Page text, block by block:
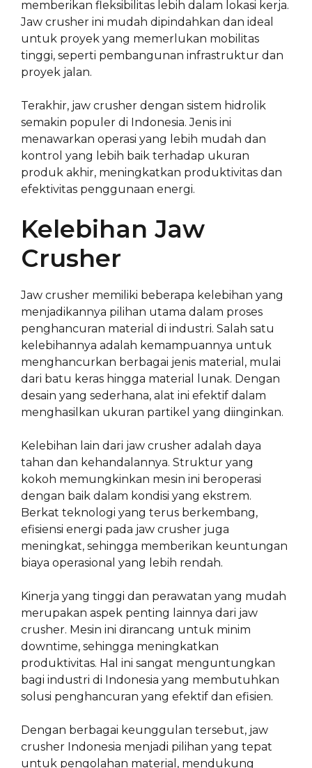
memberikan fleksibilitas lebih dalam lokasi kerja.
Jaw crusher ini mudah dipindahkan dan ideal
untuk proyek yang memerlukan mobilitas
tinggi, seperti pembangunan infrastruktur dan
proyek jalan.
Terakhir, jaw crusher dengan sistem hidrolik
semakin populer di Indonesia. Jenis ini
menawarkan operasi yang lebih mudah dan
kontrol yang lebih baik terhadap ukuran
produk akhir, meningkatkan produktivitas dan
efektivitas penggunaan energi.
Kelebihan Jaw
Crusher
Jaw crusher memiliki beberapa kelebihan yang
menjadikannya pilihan utama dalam proses
penghancuran material di industri. Salah satu
kelebihannya adalah kemampuannya untuk
menghancurkan berbagai jenis material, mulai
dari batu keras hingga material lunak. Dengan
desain yang sederhana, alat ini efektif dalam
menghasilkan ukuran partikel yang diinginkan.
Kelebihan lain dari jaw crusher adalah daya
tahan dan kehandalannya. Struktur yang
kokoh memungkinkan mesin ini beroperasi
dengan baik dalam kondisi yang ekstrem.
Berkat teknologi yang terus berkembang,
efisiensi energi pada jaw crusher juga
meningkat, sehingga memberikan keuntungan
biaya operasional yang lebih rendah.
Kinerja yang tinggi dan perawatan yang mudah
merupakan aspek penting lainnya dari jaw
crusher. Mesin ini dirancang untuk minim
downtime, sehingga meningkatkan
produktivitas. Hal ini sangat menguntungkan
bagi industri di Indonesia yang membutuhkan
solusi penghancuran yang efektif dan efisien.
Dengan berbagai keunggulan tersebut, jaw
crusher Indonesia menjadi pilihan yang tepat
untuk pengolahan material, mendukung